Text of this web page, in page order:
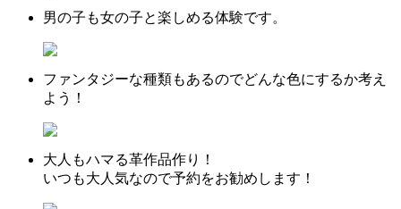
男の子も女の子と楽しめる体験です。
ファンタジーな種類もあるのでどんな色にするか考え
よう！
大人もハマる革作品作り！
いつも大人気なので予約をお勧めします！